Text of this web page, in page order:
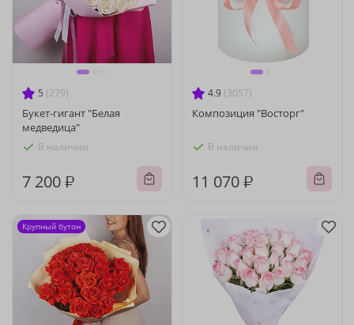
5 (279)
Букет-гигант "Белая
медведица"
В наличии
7 200 ₽
4.9 (3057)
Композиция "Восторг"
В наличии
11 070 ₽
Крупный бутон